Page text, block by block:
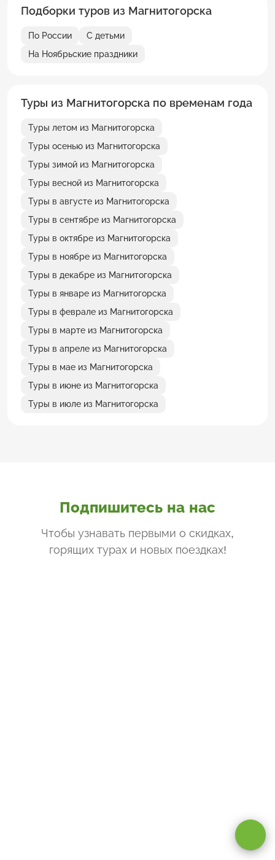
Подборки туров из Магнитогорска
По России
С детьми
На Ноябрьские праздники
Туры из Магнитогорска по временам года
Туры летом из Магнитогорска
Туры осенью из Магнитогорска
Туры зимой из Магнитогорска
Туры весной из Магнитогорска
Туры в августе из Магнитогорска
Туры в сентябре из Магнитогорска
Туры в октябре из Магнитогорска
Туры в ноябре из Магнитогорска
Туры в декабре из Магнитогорска
Туры в январе из Магнитогорска
Туры в феврале из Магнитогорска
Туры в марте из Магнитогорска
Туры в апреле из Магнитогорска
Туры в мае из Магнитогорска
Туры в июне из Магнитогорска
Туры в июле из Магнитогорска
Подпишитесь на нас
Чтобы узнавать первыми о скидках,
горящих турах и новых поездках!